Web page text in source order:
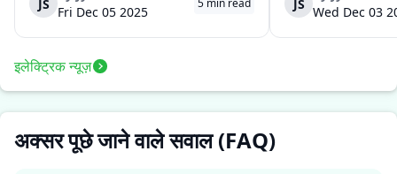
लेकिन दोस्ती की भावना ने उस...
JS Fri Dec 05 2025
5 min read
लिये प्रस्तुत किया गया दूसरा
JS Wed Dec 03
इलेक्ट्रिक न्यूज़
अक्सर पूछे जाने वाले सवाल (FAQ)